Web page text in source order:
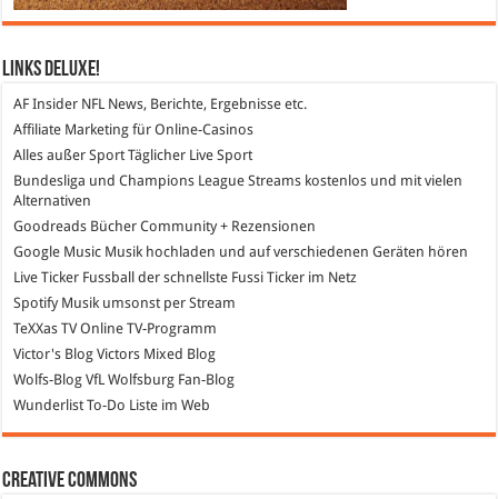
Links DeLuXe!
AF Insider NFL News, Berichte, Ergebnisse etc.
Affiliate Marketing für Online-Casinos
Alles außer Sport Täglicher Live Sport
Bundesliga und Champions League Streams kostenlos und mit vielen
Alternativen
Goodreads Bücher Community + Rezensionen
Google Music Musik hochladen und auf verschiedenen Geräten hören
Live Ticker Fussball der schnellste Fussi Ticker im Netz
SpotifyMusik umsonst per Stream
TeXXas TVOnline TV-Programm
Victor's Blog Victors Mixed Blog
Wolfs-Blog VfL Wolfsburg Fan-Blog
Wunderlist To-Do Liste im Web
Creative Commons